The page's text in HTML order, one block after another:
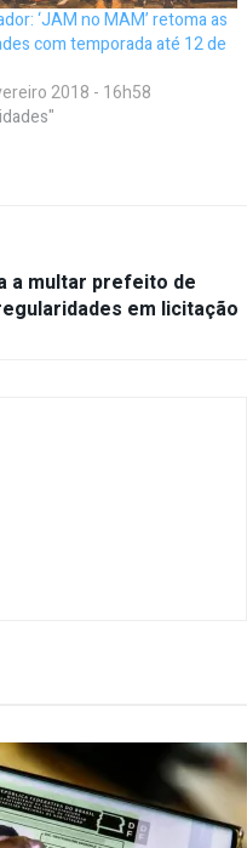
‘JAM no MAM’ retoma as
com temporada até 12 de
2018 - 16h58
a multar prefeito de
em licitação